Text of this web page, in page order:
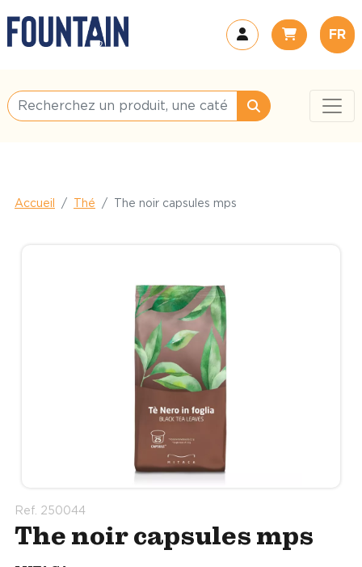
FR
Accueil Thé The noir capsules mps
Ref. 250044
The noir capsules mps